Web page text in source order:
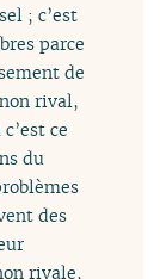
; c’est
parce
de
rival,
ce
du
des
rivale,